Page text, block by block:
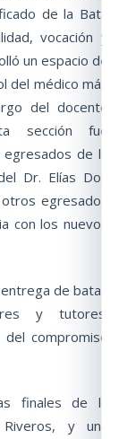
de la Bata
vocación y
un espacio de
médico más
del docente
sección fue
de la
Dr. Elías Dos
egresados
con los nuevos
de batas
y tutores.
compromiso
finales de la
y una